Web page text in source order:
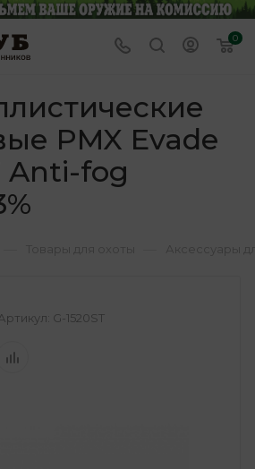
0
PMX Evade
Anti-fog
G-1520ST